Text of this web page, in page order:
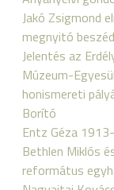
Jakó Zsigmond
megnyitó
Jelentés az
Múzeum-
honismereti
Borító
Entz Géza
Bethlen Miklós
református